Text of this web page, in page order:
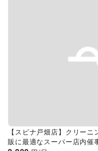
Previous slide
【スピナ戸畑店】クリー
販に最適なスーパー店内催